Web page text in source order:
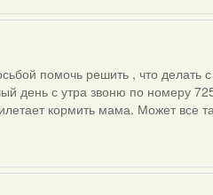
помочь решить , что делать
день с утра звоню по номеру
кормить мама. Может все